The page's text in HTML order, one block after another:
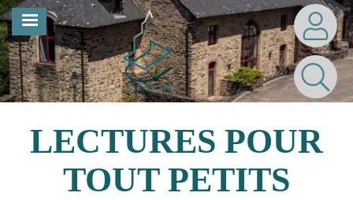
Aller
au
contenu
principal
MENU
LECTURES POUR
TOUT PETITS